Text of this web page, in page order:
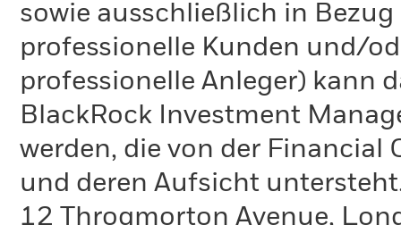
sowie ausschließlich in
professionelle Kunden und/
professionelle Anleger) kann
BlackRock Investment
werden, die von der Financial
und deren Aufsicht
12 Throgmorton Avenue,